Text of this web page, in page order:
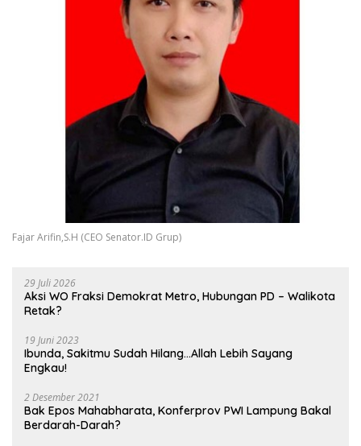
Fajar Arifin,S.H (CEO Senator.ID Grup)
29 Juli 2026
Aksi WO Fraksi Demokrat Metro, Hubungan PD – Walikota
Retak?
19 Juni 2023
Ibunda, Sakitmu Sudah Hilang…Allah Lebih Sayang
Engkau!
2 Desember 2021
Bak Epos Mahabharata, Konferprov PWI Lampung Bakal
Berdarah-Darah?